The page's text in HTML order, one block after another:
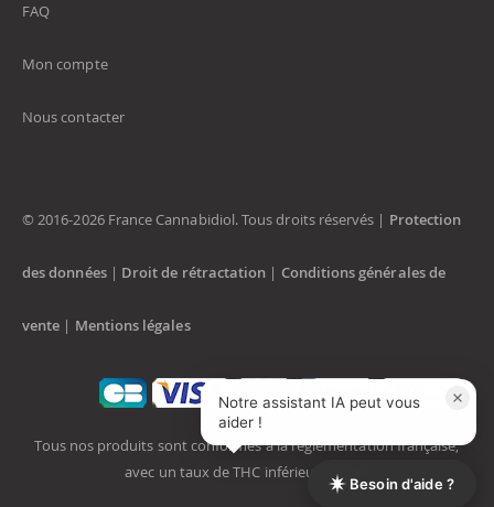
FAQ
Mon compte
Nous contacter
© 2016-2026 France Cannabidiol. Tous droits réservés | Protection
des données| Droit de rétractation | Conditions générales de
vente | Mentions légales
Tous nos produits sont conformes à la réglementation française,
avec un taux de THC inférieur à 0,3%.
Notre assistant IA peut vous
aider !
Besoin d'aide ?